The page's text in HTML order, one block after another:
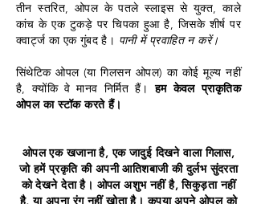
तीन स्तरित, ओपल के पतले स्लाइस से युक्त, काले
कांच के एक टुकड़े पर चिपका हुआ है, जिसके शीर्ष पर
क्वार्ट्ज का एक गुंबद है। पानी में प्रवाहित न करें।
सिंथेटिक ओपल (या गिलसन ओपल) का कोई मूल्य नहीं
है, क्योंकि वे मानव निर्मित हैं।हम केवल प्राकृतिक
ओपल का स्टॉक करते हैं।
ओपल एक खजाना है, एक जादुई दिखने वाला गिलास,
जो हमें प्रकृति की अपनी आतिशबाजी की दुर्लभ सुंदरता
को देखने देता है। ओपल अशुभ नहीं है, सिकुड़ता नहीं
है, या अपना रंग नहीं खोता है। कृपया अपने ओपल को